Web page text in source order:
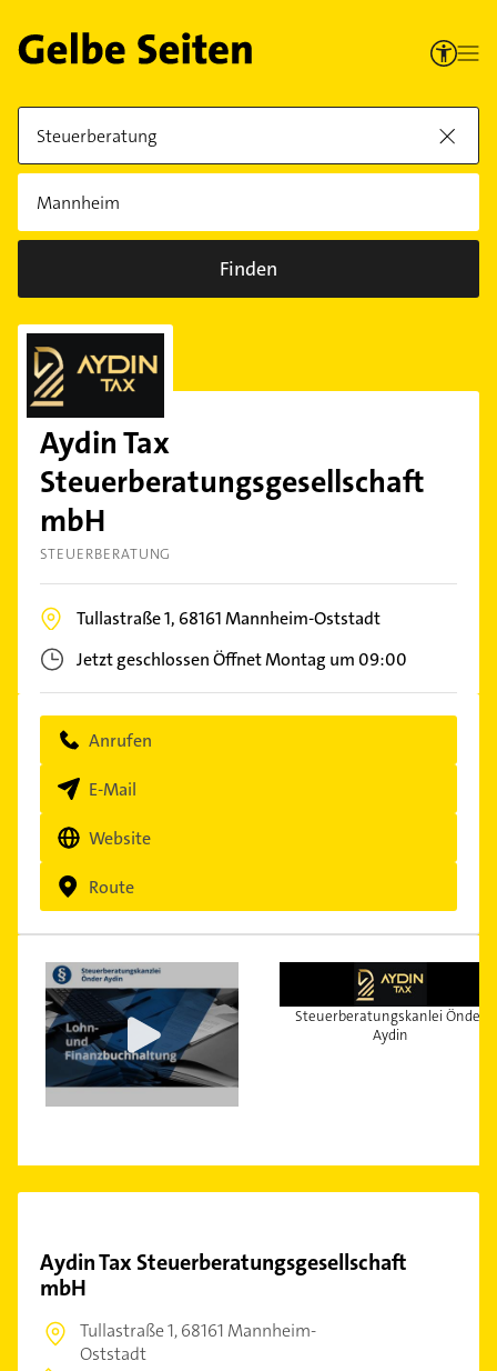
Finden
Aydin Tax
Steuerberatungsgesellschaft
mbH
STEUERBERATUNG
Tullastraße 1, 68161Mannheim-Oststadt
Jetzt geschlossenÖffnet Montag um 09:00
Anrufen
E-Mail
Website
Route
Steuerberatungskanlei Önder
Aydin
Aydin Tax Steuerberatungsgesellschaft
mbH
Tullastraße 1,68161 Mannheim-
Oststadt